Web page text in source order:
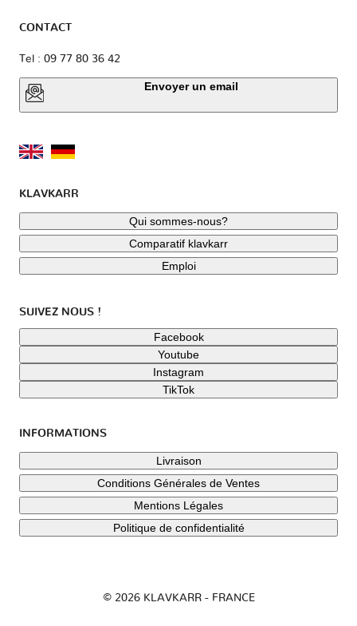
CONTACT
Tel : 09 77 80 36 42
Envoyer un email
KLAVKARR
Qui sommes-nous?
Comparatif klavkarr
Emploi
SUIVEZ NOUS !
Facebook
Youtube
Instagram
TikTok
INFORMATIONS
Livraison
Conditions Générales de Ventes
Mentions Légales
Politique de confidentialité
© 2026 KLAVKARR - FRANCE